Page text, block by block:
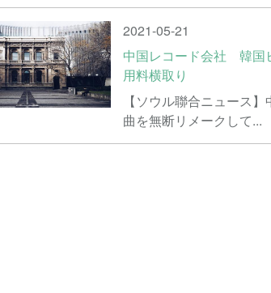
2021-05-21
中国レコード会社 韓国
用料横取り
【ソウル聯合ニュース
曲を無断リメークして...